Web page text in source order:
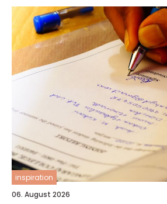
inspiration
06. August 2026